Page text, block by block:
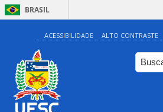
BRASIL
ACESSIBILIDADE ALTO CONTRASTE